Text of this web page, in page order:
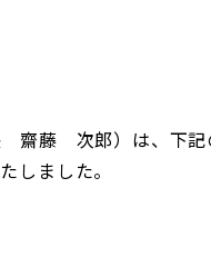
齋藤 次郎）は、下記
しました。